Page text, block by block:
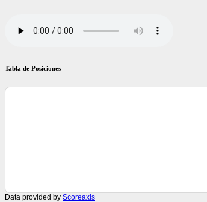
Tabla de Posiciones
Data provided by Scoreaxis